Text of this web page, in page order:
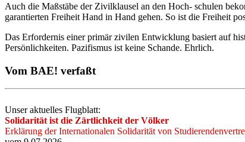
Auch die Maßstäbe der Zivilklausel an den Hoch- schulen
garantierten Freiheit Hand in Hand gehen. So ist die Freiheit
Das Erfordernis einer primär zivilen Entwicklung basiert auf
Persönlichkeiten. Pazifismus ist keine Schande. Ehrlich.
Vom BAE! verfaßt
Unser aktuelles Flugblatt:
Solidarität ist die Zärtlichkeit der Völker
Erklärung der Internationalen Solidarität von